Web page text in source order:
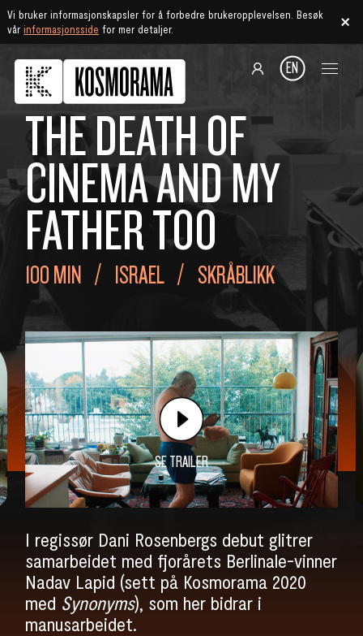
Vi bruker informasjonskapsler for å forbedre brukeropplevelsen. Besøk
vårinformasjonsside for mer detaljer.
EN
THE DEATH OF
CINEMA AND MY
FATHER TOO
100 MIN ISRAEL SKRÅBLIKK
SE TRAILER
I regissør Dani Rosenbergs debut glitrer
samarbeidet med fjorårets Berlinale-vinner
Nadav Lapid (sett på Kosmorama 2020
med Synonyms), som her bidrar i
manusarbeidet.